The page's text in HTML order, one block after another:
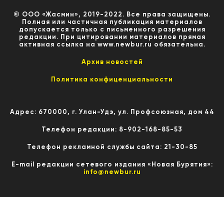
© ООО «Жасмин», 2019-2022. Все права защищены.
Полная или частичная публикация материалов
допускается только с письменного разрешения
редакции. При цитировании материалов прямая
активная ссылка на www.newbur.ru обязательна.
Архив новостей
Политика конфиценциальности
Адрес: 670000, г. Улан-Удэ, ул. Профсоюзная, дом 44
Телефон редакции: 8-902-168-85-53
Телефон рекламной службы сайта: 21-30-85
E-mail редакции сетевого издания «Новая Бурятия»:
info@newbur.ru